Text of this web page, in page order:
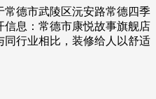
德市武陵区沅安路常德四季
息：常德市康悦故事旗舰店
行业相比，装修给人以舒适